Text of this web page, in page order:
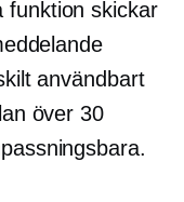
funktion skickar
användbart
över 30